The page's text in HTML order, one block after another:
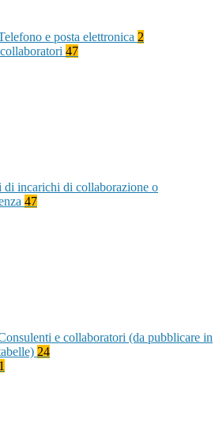
e posta elettronica 2
47
di incarichi di collaborazione o
47
e collaboratori (da pubblicare in
24